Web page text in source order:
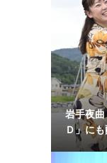
岩手夜
Ｄ」に